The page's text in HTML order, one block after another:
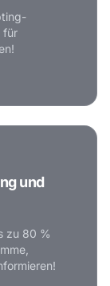
für
und
zu 80 %